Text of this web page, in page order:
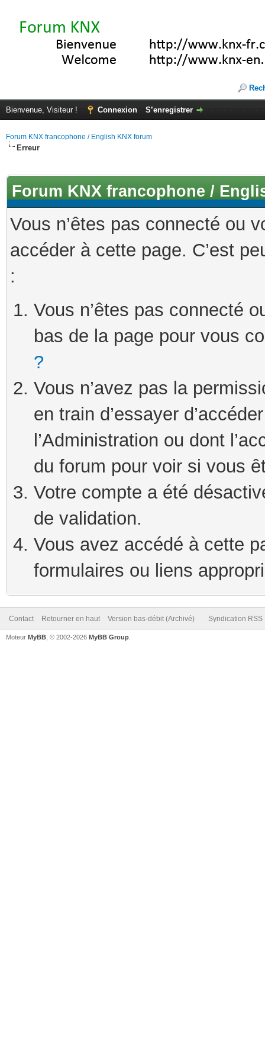
Bienvenue, Visiteur ! Connexion S’enregistrer
Forum KNX francophone / English KNX forum
Erreur
Forum KNX francophone /
Vous n’êtes pas connecté ou
accéder à cette page. C’est
:
Vous n’êtes pas connecté
bas de la page pour vous
?
Vous n’avez pas la
en train d’essayer
l’Administration ou dont
du forum pour voir si vous
Votre compte a été
de validation.
Vous avez accédé à cette
formulaires ou liens
Contact Retourner en haut Version bas-débit (Archivé) Syndication RSS
Moteur MyBB , © 2002-2026 MyBB Group